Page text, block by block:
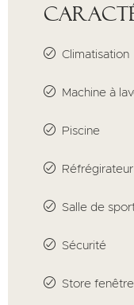
Climatisation
Machine à
Piscine
Réfrégirateur
Salle de
Sécurité
Store fenêtre